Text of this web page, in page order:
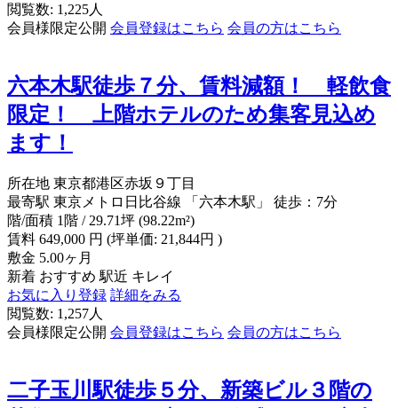
閲覧数: 1,225人
会員様限定公開 会員登録はこちら 会員の方はこちら
六本木駅徒歩７分、賃料減額！ 軽飲食
限定！ 上階ホテルのため集客見込め
ます！
所在地 東京都港区赤坂９丁目
最寄駅 東京メトロ日比谷線 「六本木駅」 徒歩：7分
階/面積 1階 / 29.71坪 (98.22m²)
賃料 649,000 円 (坪単価: 21,844円 )
敷金 5.00ヶ月
新着 おすすめ 駅近 キレイ
お気に入り登録 詳細をみる
閲覧数: 1,257人
会員様限定公開 会員登録はこちら 会員の方はこちら
二子玉川駅徒歩５分、新築ビル３階の